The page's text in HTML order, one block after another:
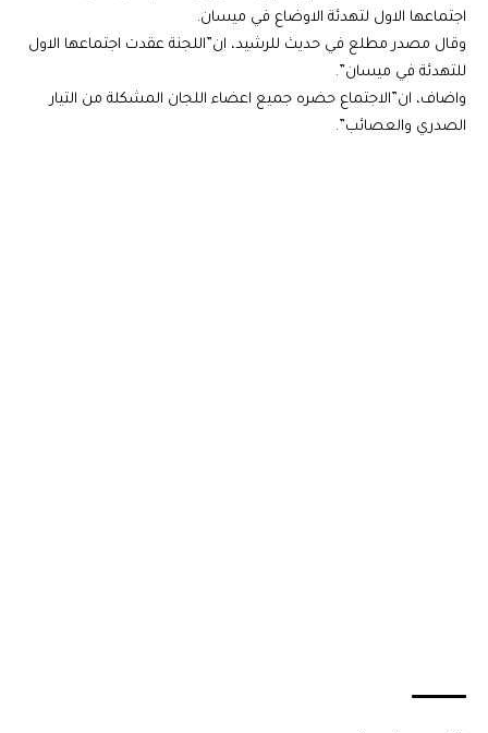
اجتماعها الاول لتهدئة الاوضاع في ميسان.
وقال مصدر مطلع في حديث للرشيد، ان”اللجنة عقدت اجتماعها الاول
للتهدئة في ميسان”.
واضاف، ان”الاجتماع حضره جميع اعضاء اللجان المشكلة من التيار
الصدري والعصائب”.